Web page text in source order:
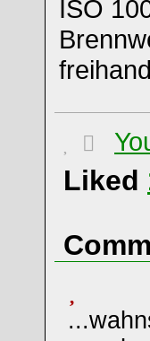
ISO
freihand
Liked